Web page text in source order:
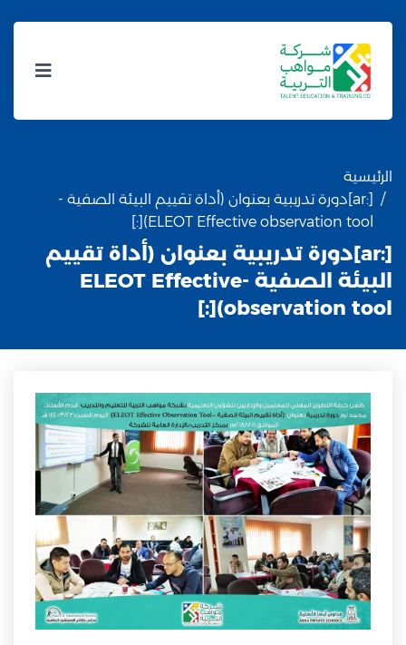
الرئيسية
[:ar]دورة تدريبية بعنوان (أداة تقييم البيئة الصفية -
ELEOT Effective observation tool)[:]
[:ar]دورة تدريبية بعنوان (أداة تقييم
البيئة الصفية -ELEOT Effective
observation tool)[:]